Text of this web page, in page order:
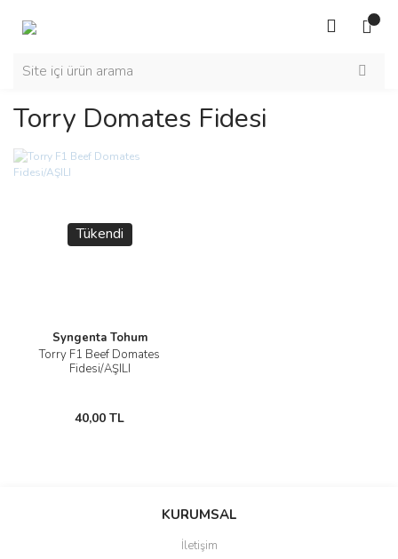
Torry Domates Fidesi
Tükendi
Syngenta Tohum
Torry F1 Beef Domates
Fidesi/AŞILI
40,00 TL
KURUMSAL
İletişim